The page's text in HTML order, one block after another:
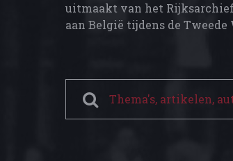
uitmaakt van het
aan België tijdens de Tweede
Joods verzet in